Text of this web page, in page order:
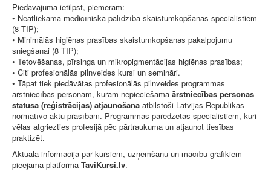
Piedāvājumā ietilpst, piemēram:
• Neatliekamā medicīniskā palīdzība skaistumkopšanas speciālistiem
(8 TIP);
• Minimālās higiēnas prasības skaistumkopšanas pakalpojumu
sniegšanai (8 TIP);
• Tetovēšanas, pīrsinga un mikropigmentācijas higiēnas prasības;
• Citi profesionālās pilnveides kursi un semināri.
• Tāpat tiek piedāvātas profesionālās pilnveides programmas
ārstniecības personām, kurām nepieciešama ārstniecības personas
statusa (reģistrācijas) atjaunošana atbilstoši Latvijas Republikas
normatīvo aktu prasībām. Programmas paredzētas speciālistiem, kuri
vēlas atgriezties profesijā pēc pārtraukuma un atjaunot tiesības
praktizēt.
Aktuālā informācija par kursiem, uzņemšanu un mācību grafikiem
pieejama platformā TaviKursi.lv.